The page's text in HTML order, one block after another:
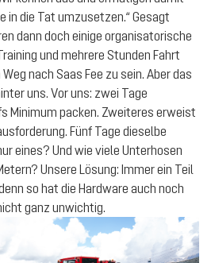
in die Tat umzusetzen.“ Gesagt
dann doch einige organisatorische
und mehrere Stunden Fahrt
nach Saas Fee zu sein. Aber das
uns. Vor uns: zwei Tage
Minimum packen. Zweiteres erweist
Fünf Tage dieselbe
eines? Und wie viele Unterhosen
Unsere Lösung: Immer ein Teil
so hat die Hardware auch noch
ganz unwichtig.